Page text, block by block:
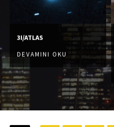
3I/ATLAS
DEVAMINI OKU